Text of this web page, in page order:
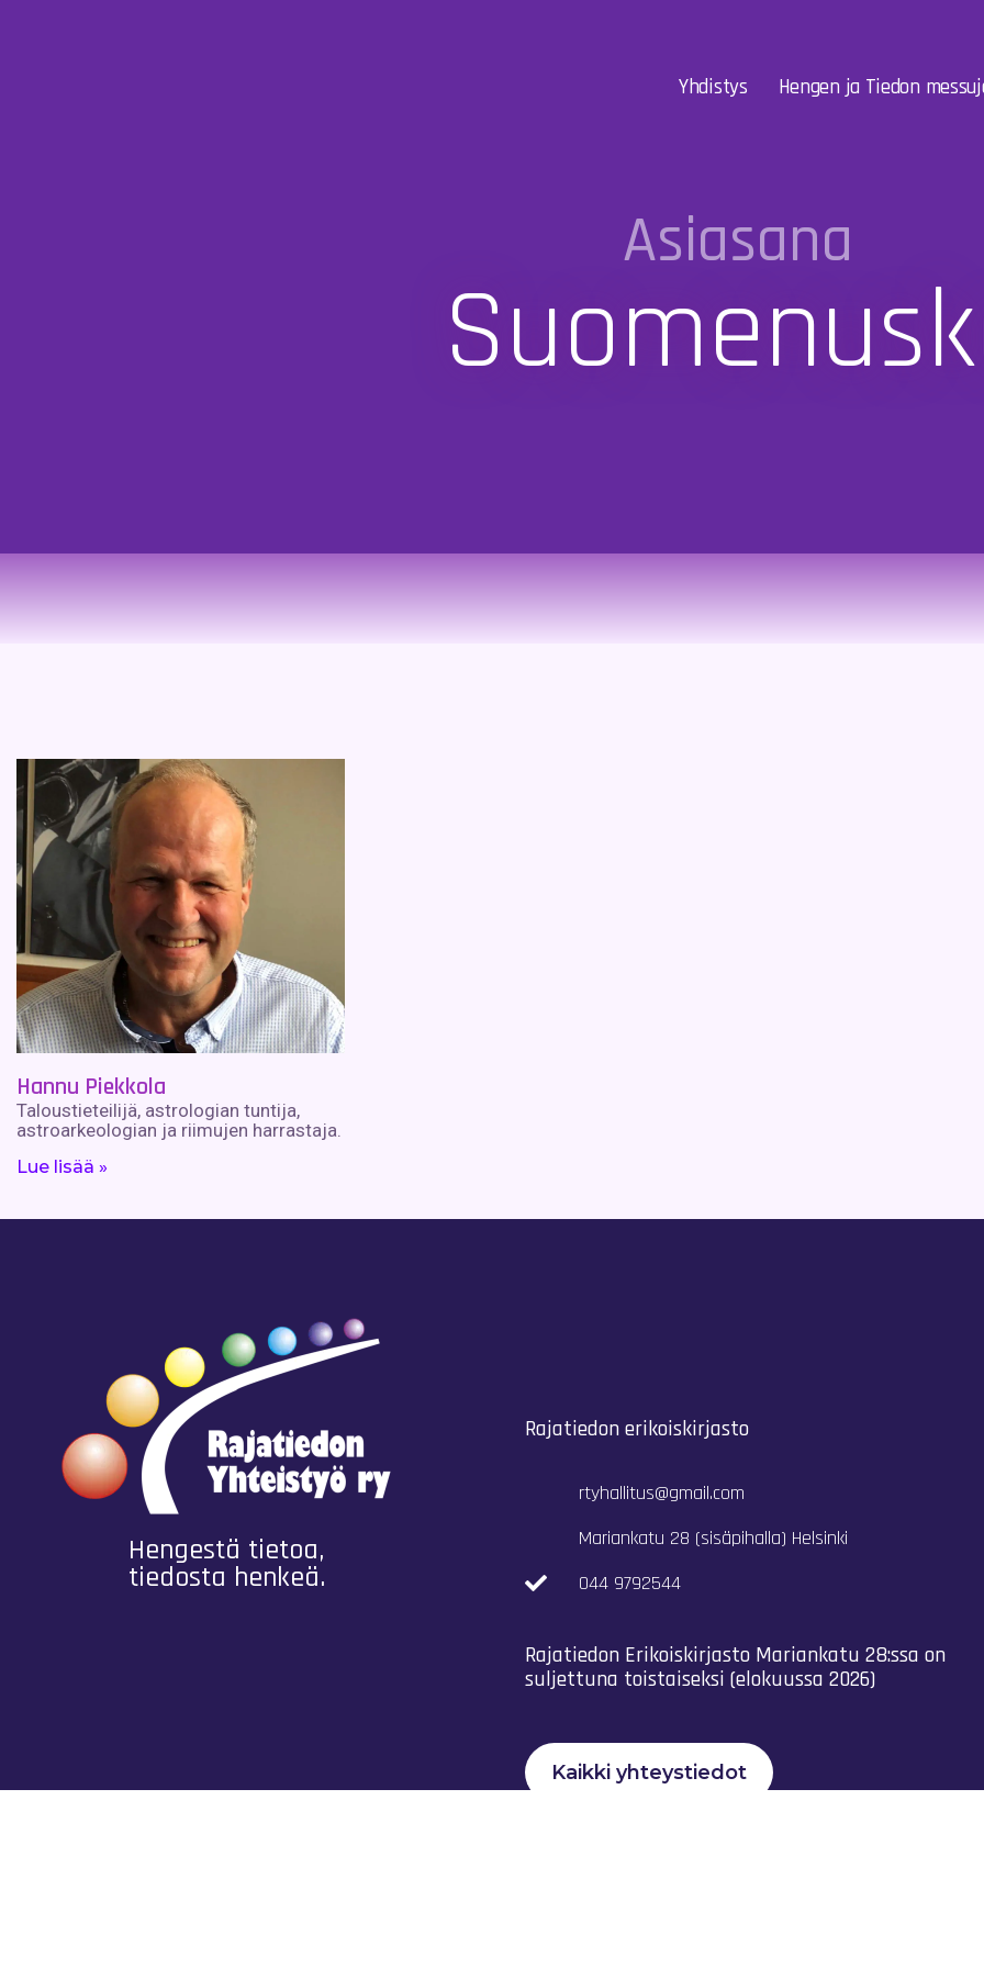
Yhdistys Hengen ja Tiedon
Asiasana
Hannu Piekkola
Taloustieteilijä, astrologian tuntija,
astroarkeologian ja riimujen harrastaja.
Lue lisää »
Hengestä tietoa,
tiedosta henkeä.
Rajatiedon erikoiskirjasto
rtyhallitus@gmail.com
Mariankatu 28 (sisäpihalla) Helsinki
044 9792544
Rajatiedon Erikoiskirjasto Mariankatu 28:ssa on
suljettuna toistaiseksi (elokuussa 2026)
Kaikki yhteystiedot